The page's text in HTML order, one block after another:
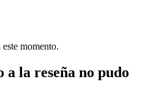
momento.
a la reseña no pudo